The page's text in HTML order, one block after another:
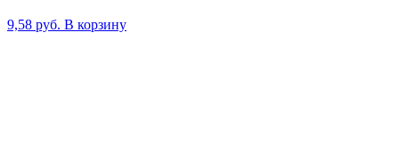
9,58 руб. В корзину